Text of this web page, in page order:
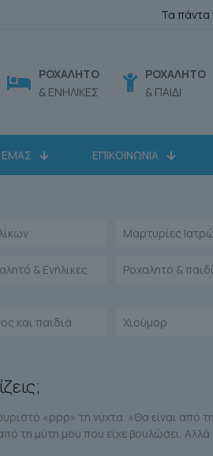
Τα πάντα
ΡΟΧΑΛΗΤΟ
& ΕΝΗΛΙΚΕΣ
ΡΟΧΑΛΗΤΟ
& ΠΑΙΔΙ
ΕΜΑΣ ΕΠΙΚΟΙΝΩΝΙΑ
Μαρτυρίες
& Ενήλικες Ροχαλητό & παιδί
και παιδιά Χιούμορ
«ρρρ» τη νύχτα. «Θα είναι από
τη μύτη μου που είχε βουλώσει. Αλλά